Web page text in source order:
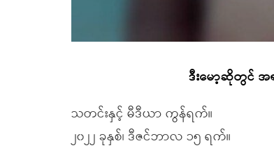
ဒီးမော့ဆိုတွင်
သတင်းနှင့် မီဒီယာ ကွန်ရက်။
၂၀၂၂ ခုနှစ်၊ ဒီဇင်ဘာလ ၁၅ ရက်။